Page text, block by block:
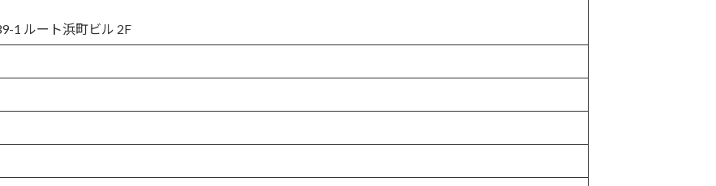
1 ルート浜町ビル 2F